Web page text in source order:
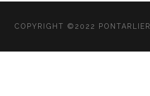
COPYRIGHT ©2022